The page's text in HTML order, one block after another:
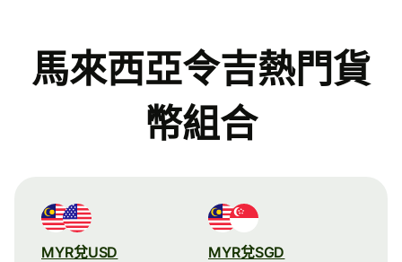
馬來西亞令吉熱門貨
幣組合
MYR兌USD MYR兌SGD